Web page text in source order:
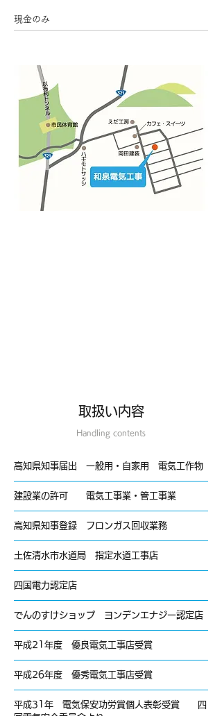
現金のみ
取扱い内容
Handling contents
高知県知事届出 一般用・自家用 電気工作物
建設業の許可 電気工事業・管工事業
高知県知事登録 フロンガス回収業務
土佐清水市水道局 指定水道工事店
四国電力認定店
でんのすけショップ ヨンデンエナジー認定店
平成21年度 優良電気工事店受賞
平成26年度 優秀電気工事店受賞
平成31年 電気保安功労賞個人表彰受賞 四